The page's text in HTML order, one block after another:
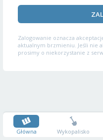
Zalogowanie oznacza
aktualnym brzmieniu. Jeśli nie
prosimy o niekorzystanie z
Główna Wykopalisko